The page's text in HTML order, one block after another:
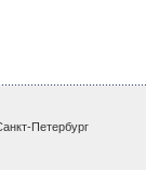
Петербург